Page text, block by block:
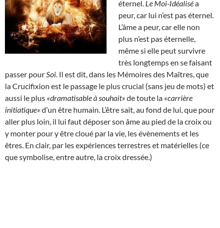
éternel. Le Moi-Idéaliséa
peur, car lui n’est pas éternel.
L’âme a peur, car elle non
plus n’est pas éternelle,
même si elle peut survivre
très longtemps en se faisant
passer pour Soi . Il est dit, dans les Mémoires des Maîtres, que
la Crucifixion est le passage le plus crucial (sans jeu de mots) et
aussi le plus «dramatisable à souhait» de toute la «carrière
initiatique» d’un être humain. L’être sait, au fond de lui, que pour
aller plus loin, il lui faut déposer son âme au pied de la croix ou
y monter pour y être cloué par la vie, les évènements et les
êtres. En clair, par les expériences terrestres et matérielles (ce
que symbolise, entre autre, la croix dressée.)